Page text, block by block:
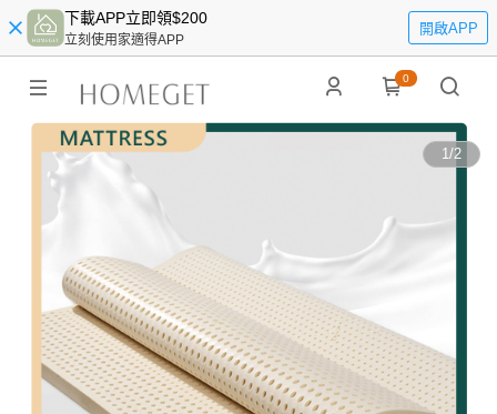
下載APP立即領$200
立刻使用家適得APP
開啟APP
0
1/2